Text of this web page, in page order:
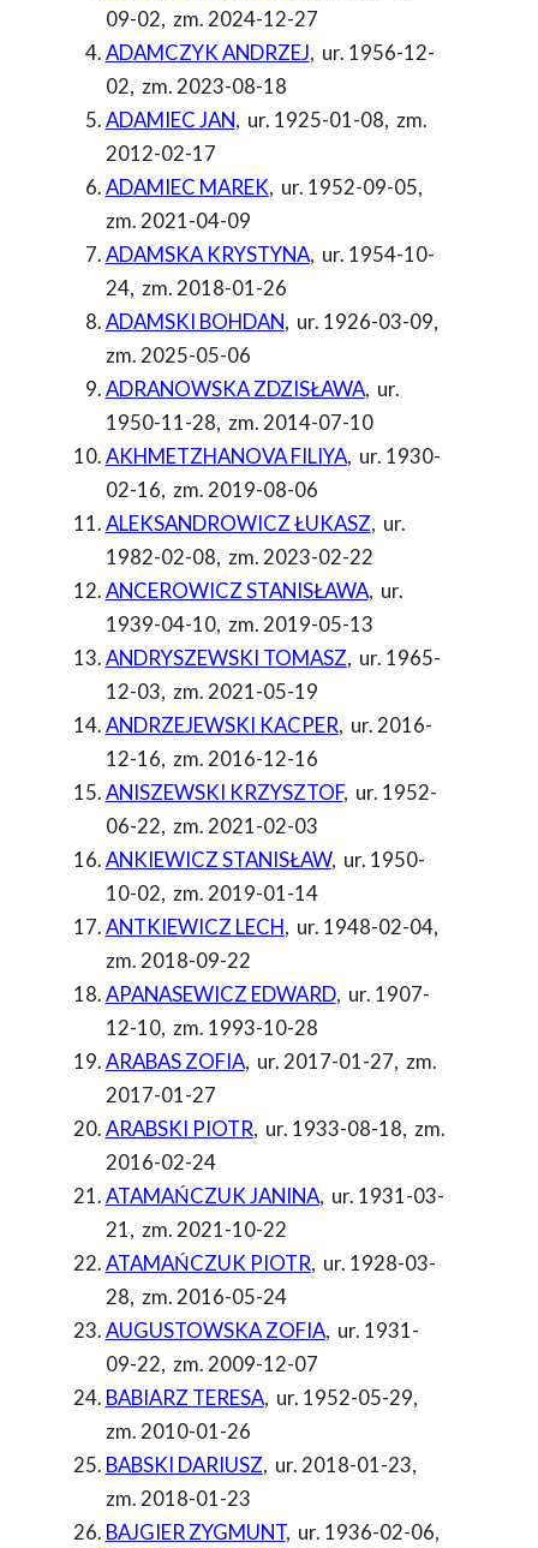
09-02, zm. 2024-12-27
ADAMCZYK ANDRZEJ, ur. 1956-12-
02, zm. 2023-08-18
ADAMIEC JAN, ur. 1925-01-08, zm.
2012-02-17
ADAMIEC MAREK, ur. 1952-09-05,
zm. 2021-04-09
ADAMSKA KRYSTYNA, ur. 1954-10-
24, zm. 2018-01-26
ADAMSKI BOHDAN, ur. 1926-03-09,
zm. 2025-05-06
ADRANOWSKA ZDZISŁAWA, ur.
1950-11-28, zm. 2014-07-10
AKHMETZHANOVA FILIYA, ur. 1930-
02-16, zm. 2019-08-06
ALEKSANDROWICZ ŁUKASZ, ur.
1982-02-08, zm. 2023-02-22
ANCEROWICZ STANISŁAWA, ur.
1939-04-10, zm. 2019-05-13
ANDRYSZEWSKI TOMASZ, ur. 1965-
12-03, zm. 2021-05-19
ANDRZEJEWSKI KACPER, ur. 2016-
12-16, zm. 2016-12-16
ANISZEWSKI KRZYSZTOF, ur. 1952-
06-22, zm. 2021-02-03
ANKIEWICZ STANISŁAW, ur. 1950-
10-02, zm. 2019-01-14
ANTKIEWICZ LECH, ur. 1948-02-04,
zm. 2018-09-22
APANASEWICZ EDWARD, ur. 1907-
12-10, zm. 1993-10-28
ARABAS ZOFIA, ur. 2017-01-27, zm.
2017-01-27
ARABSKI PIOTR, ur. 1933-08-18, zm.
2016-02-24
ATAMAŃCZUK JANINA, ur. 1931-03-
21, zm. 2021-10-22
ATAMAŃCZUK PIOTR, ur. 1928-03-
28, zm. 2016-05-24
AUGUSTOWSKA ZOFIA, ur. 1931-
09-22, zm. 2009-12-07
BABIARZ TERESA, ur. 1952-05-29,
zm. 2010-01-26
BABSKI DARIUSZ, ur. 2018-01-23,
zm. 2018-01-23
BAJGIER ZYGMUNT, ur. 1936-02-06,